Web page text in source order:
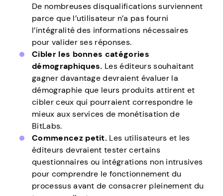
De nombreuses disqualifications surviennent
parce que l’utilisateur n’a pas fourni
l’intégralité des informations nécessaires
pour valider ses réponses.
Cibler les bonnes catégories
démographiques. Les éditeurs souhaitant
gagner davantage devraient évaluer la
démographie que leurs produits attirent et
cibler ceux qui pourraient correspondre le
mieux aux services de monétisation de
BitLabs.
Commencez petit. Les utilisateurs et les
éditeurs devraient tester certains
questionnaires ou intégrations non intrusives
pour comprendre le fonctionnement du
processus avant de consacrer pleinement du